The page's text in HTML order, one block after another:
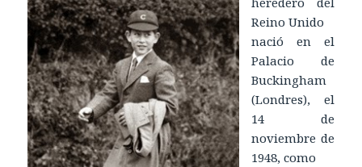
Reino Unido
nació en el
Palacio de
Buckingham
(Londres), el
14 de
noviembre de
1948, como